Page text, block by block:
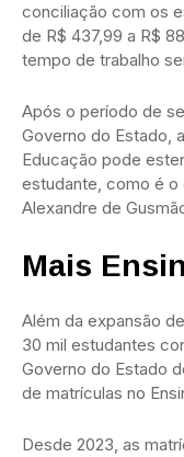
conciliação com os
de R$ 437,99 a R$
tempo de trabalho
Após o período de
Governo do Estado,
Educação pode
estudante, como é o
Alexandre de
Mais
Além da expansão
30 mil estudantes
Governo do Estado
de matrículas no
Desde 2023, as